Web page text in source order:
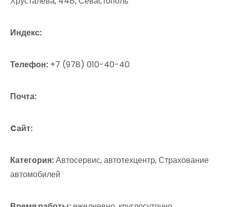
Индекс:
Телефон: +7 (978) 010-40-40
Почта:
Cайт:
Категория:Автосервис, автотехцентр, Страхование
автомобилей